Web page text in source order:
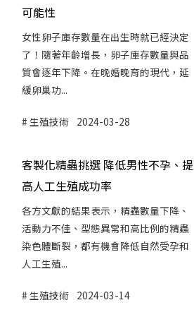
可能性
女性卵子庫存數量在出生時就已經決定
了！隨著年齡增長，卵子庫存數量與品
質會逐年下降。在晚婚晚育的現代，延
緩卵巢功...
生殖技術 2024-03-28
客製化精蟲挑選 降低男性不孕、提
高人工生殖成功率
各方文獻的結果表示，精蟲數量下降、
活動力不佳、型態異常和高比例的精蟲
染色體斷裂，都有機會降低自然受孕和
人工生殖...
生殖技術 2024-03-14